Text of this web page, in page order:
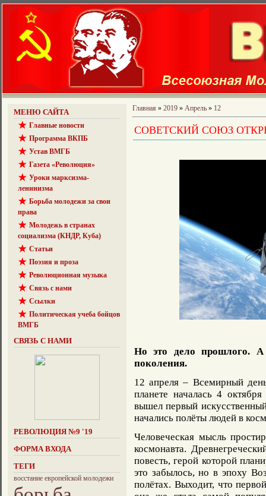
МЕНЮ САЙТА
Главные новости
Программа ВКПБ
Устав ВМГБ
Газета «Революция»
Уроки марксизма-
ленинизма
Борьба молодежи за свои
права
Молодежь в странах
социализма (КНДР, Куба)
Статьи
Поэзия и проза
Революционная музыка
Связь с нами
Ссылки
Политическая учеба бойцов
ВМГБ
СВЯЗЬ С НАМИ
РЕВОЛЮЦИЯ №9 '19
ФОРМА ВХОДА
ТЕГИ
восстание европейской молодежи
Главная » 2019 » Апрель » 12
СОВЕТСКИЙ СОЮЗ
Но это дело прошлого. А
поколения.
12 апреля – Всемирный
планете началась 4
вышел первый
начались полёты людей в
Человеческая мысль
космонавта.
повесть, герой которой
это забылось, но в эпоху
полётах. Выходит, что